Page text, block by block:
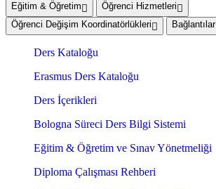
Eğitim & Öğretim
Öğrenci Hizmetleri
Öğrenci Değişim Koordinatörlükleri
Bağlantılar
Ders Kataloğu
Erasmus Ders Kataloğu
Ders İçerikleri
Bologna Süreci Ders Bilgi Sistemi
Eğitim & Öğretim ve Sınav Yönetmeliği
Diploma Çalışması Rehberi